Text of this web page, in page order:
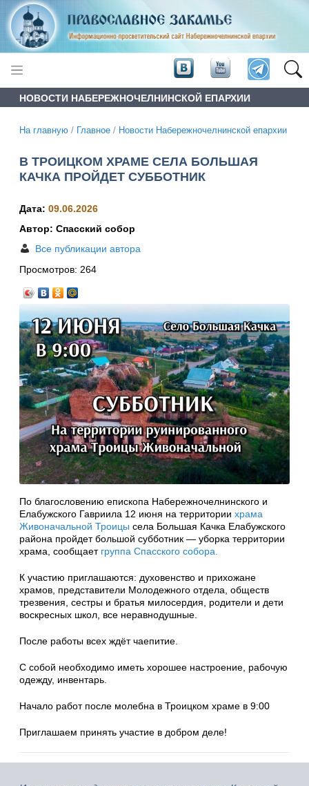
НОВОСТИ НАБЕРЕЖНОЧЕЛНИНСКОЙ ЕПАРХИИ
На главную / Главное / Новости Набережночелнинской епархии
В ТРОИЦКОМ ХРАМЕ СЕЛА БОЛЬШАЯ
КАЧКА ПРОЙДЕТ СУББОТНИК
Дата: 09.06.2026
Автор: Спасский собор
Все публикации автора
Просмотров: 264
По благословению епископа Набережночелнинского и
Елабужского Гавриила 12 июня на территории храма
Живоначальной Троицы села Большая Качка Елабужского
района пройдет большой субботник — уборка территории
храма, сообщает группа Спасского собора.
К участию приглашаются: духовенство и прихожане
храмов, представители Молодежного отдела, обществ
трезвения, сестры и братья милосердия, родители и дети
воскресных школ, все неравнодушные.
После работы всех ждёт чаепитие.
С собой необходимо иметь хорошее настроение, рабочую
одежду, инвентарь.
Начало работ после молебна в Троицком храме в 9:00
Приглашаем принять участие в добром деле!